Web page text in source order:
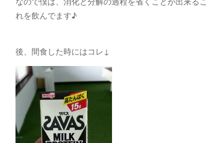
れを飲んでます♪
後、間食した時にはコレ↓